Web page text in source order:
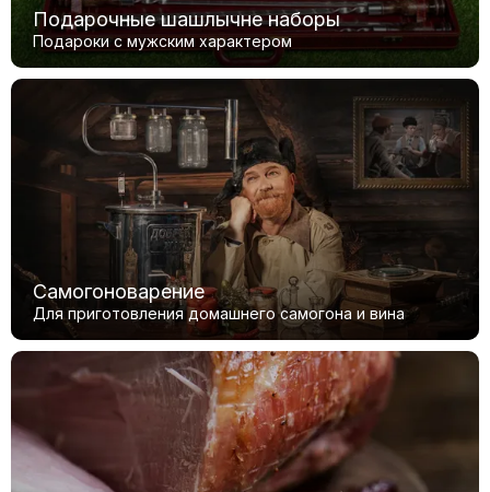
Подарочные шашлычне наборы
Подароки с мужским характером
Самогоноварение
Для приготовления домашнего самогона и вина